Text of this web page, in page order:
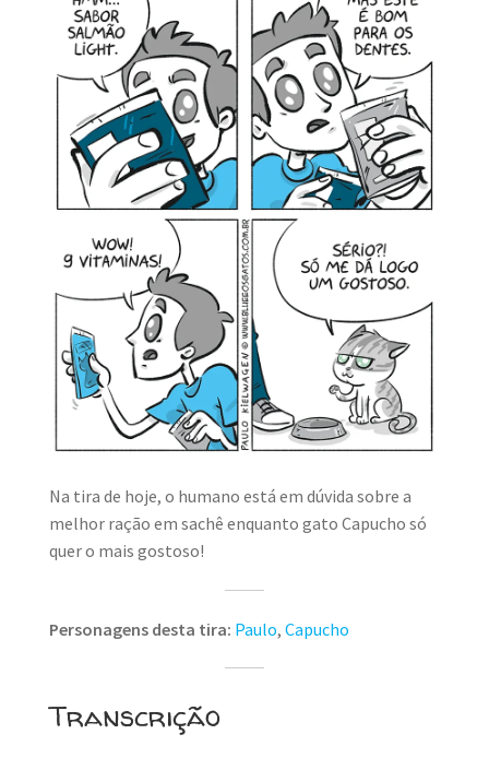
MINHA CONTA
CARRINHO
Search Button
Na tira de hoje, o humano está em dúvida sobre a
melhor ração em sachê enquanto gato Capucho só
quer o mais gostoso!
Personagens desta tira: Paulo, Capucho
Transcrição